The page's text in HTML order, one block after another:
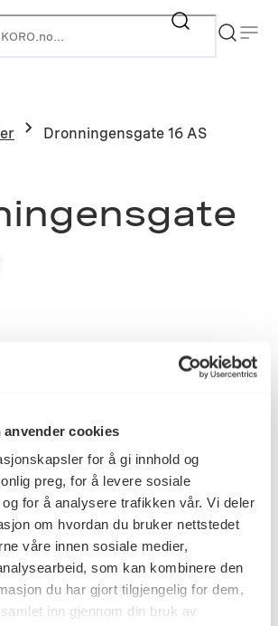
anvender cookies
for å gi innhold og
preg, for å levere sosiale
for å analysere trafikken vår. Vi deler
om hvordan du bruker nettstedet
våre innen sosiale medier,
som kan kombinere den
du har gjort tilgjengelig for dem,
inn gjennom din bruk av
Dronningensgate 16 AS